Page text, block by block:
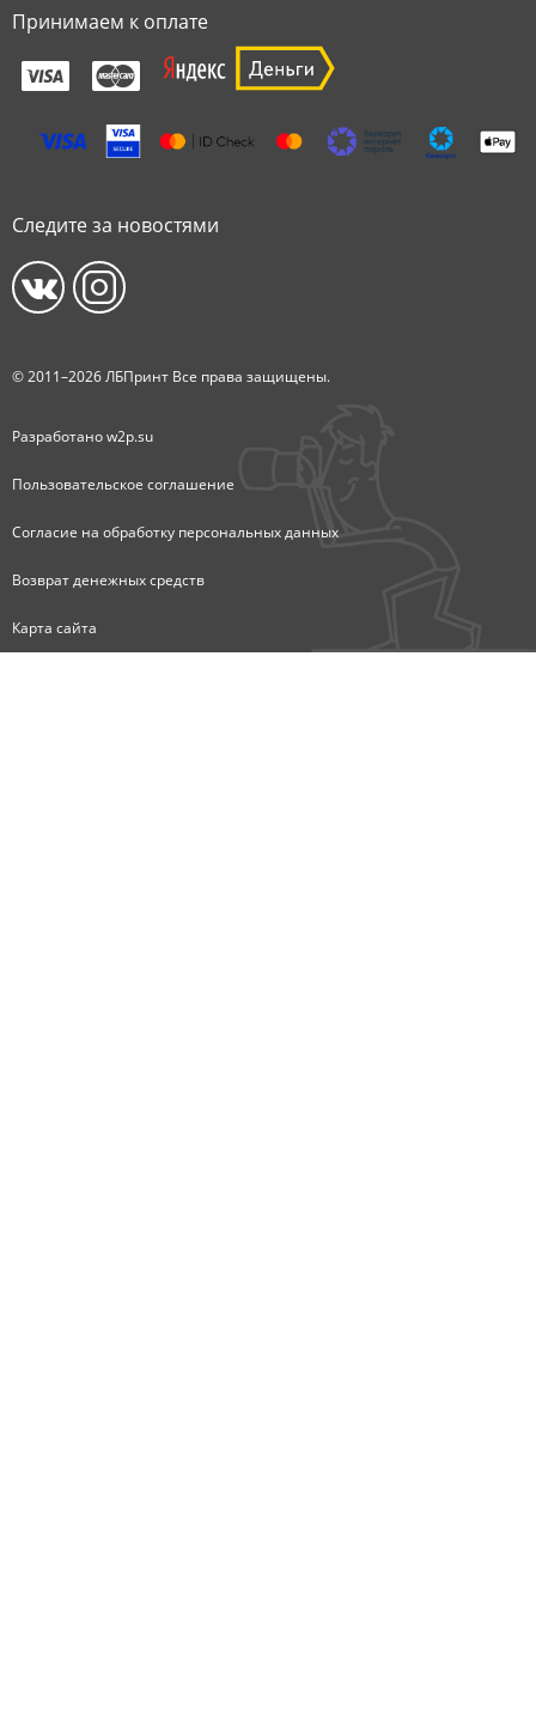
Принимаем к оплате
Следите за новостями
© 2011–2026 ЛБПринт Все права защищены.
Разработаноw2p.su
Пользовательское соглашение
Согласие на обработку персональных данных
Возврат денежных средств
Карта сайта